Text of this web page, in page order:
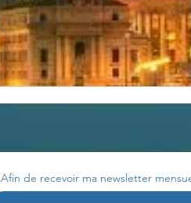
Afin de recevoir ma newsletter